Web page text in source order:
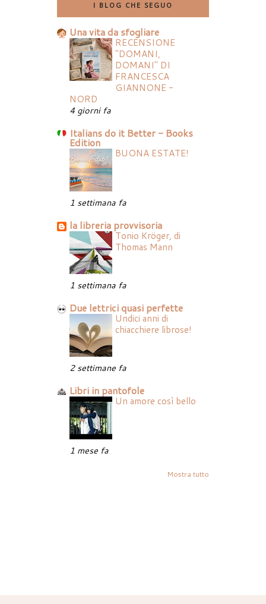
I BLOG CHE SEGUO
Una vita da sfogliare
RECENSIONE
"DOMANI,
DOMANI" DI
FRANCESCA
GIANNONE -
NORD
4 giorni fa
Italians do it Better - Books
Edition
BUONA ESTATE!
1 settimana fa
la libreria provvisoria
Tonio Kröger, di
Thomas Mann
1 settimana fa
Due lettrici quasi perfette
Undici anni di
chiacchiere librose!
2 settimane fa
Libri in pantofole
Un amore così bello
1 mese fa
Mostra tutto